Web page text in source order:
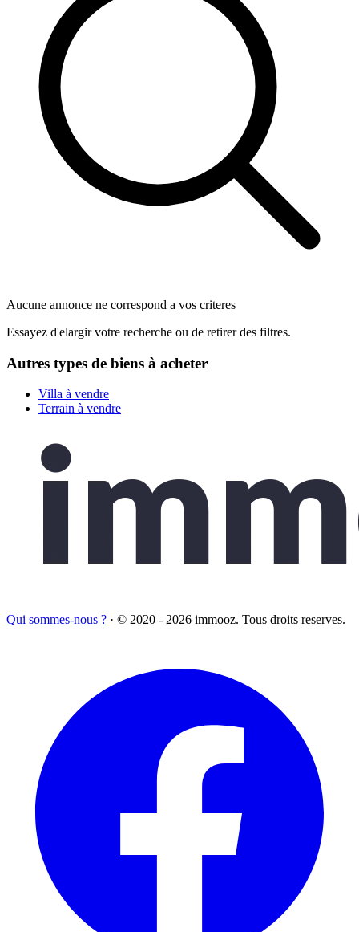
Aucune annonce ne correspond a vos criteres
Essayez d'elargir votre recherche ou de retirer des filtres.
Autres types de biens à acheter
Villa à vendre
Terrain à vendre
Qui sommes-nous ? · © 2020 - 2026 immooz. Tous droits reserves.